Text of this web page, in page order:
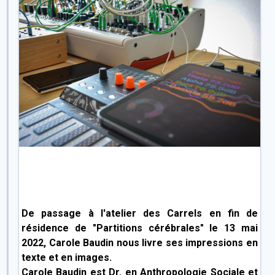
De passage à l'atelier des Carrels en fin de
résidence de "Partitions cérébrales" le 13 mai
2022, Carole Baudin nous livre ses impressions en
texte et en images.
Carole Baudin est Dr. en Anthropologie Sociale et